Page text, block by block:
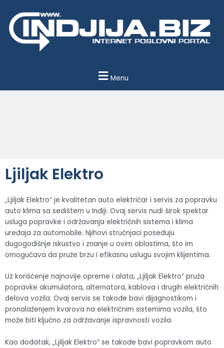
садржај
Menu
Ljiljak Elektro
„Ljiljak Elektro“ je kvalitetan auto električar i servis za popravku
auto klima sa sedištem u Inđiji. Ovaj servis nudi širok spektar
usluga popravke i održavanja električnih sistema i klima
uređaja za automobile. Njihovi stručnjaci poseduju
dugogodišnje iskustvo i znanje u ovim oblastima, što im
omogućava da pruže brzu i efikasnu uslugu svojim klijentima.
Uz korišćenje najnovije opreme i alata, „Ljiljak Elektro“ pruža
popravke akumulatora, alternatora, kablova i drugih električnih
delova vozila. Ovaj servis se takođe bavi dijagnostikom i
pronalaženjem kvarova na električnim sistemima vozila, što
može biti ključno za održavanje ispravnosti vozila.
Kao dodatak, „Ljiljak Elektro“ se takođe bavi popravkom auto